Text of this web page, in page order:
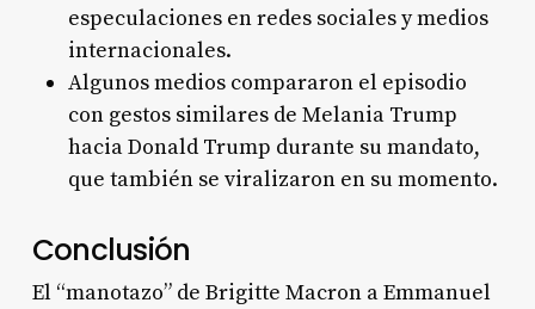
especulaciones en redes sociales y medios
internacionales.
Algunos medios compararon el episodio
con gestos similares de Melania Trump
hacia Donald Trump durante su mandato,
que también se viralizaron en su momento.
Conclusión
El “manotazo” de Brigitte Macron a Emmanuel